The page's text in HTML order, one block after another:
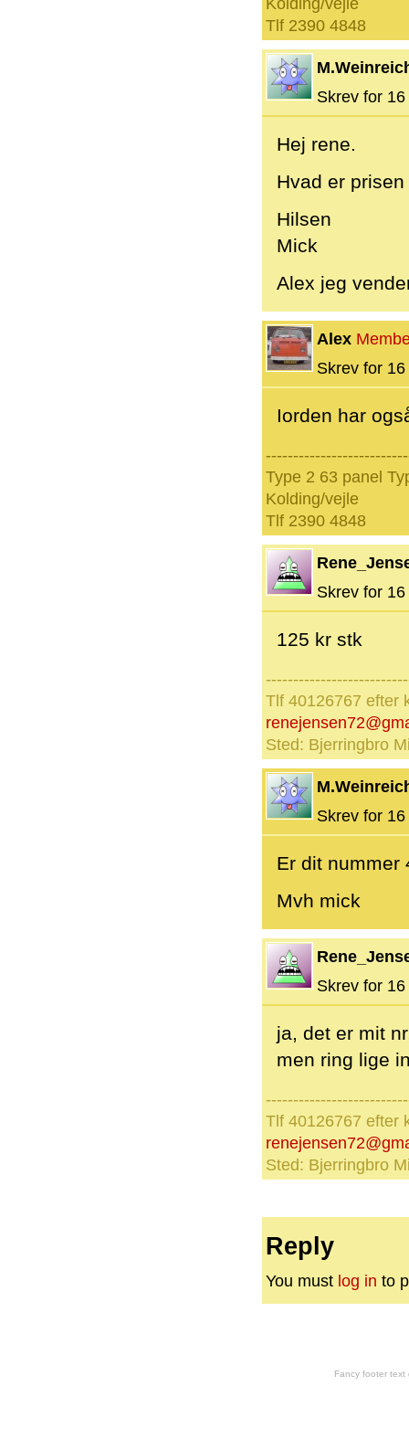
Kolding/vejle
Tlf 2390 4848
Skrev for
Hej rene.
Hvad er
Hilsen
Mick
Alex jeg
Alex
Skrev for
Iorden har
Type 2 63 panel
Kolding/vejle
Tlf 2390 4848
Skrev for
125 kr stk
Tlf 40126767 efter
Sted: Bjerringbro
Skrev for
Er dit nummer
Mvh mick
Skrev for
ja, det er mit
men ring lige
Tlf 40126767 efter
Sted: Bjerringbro
Reply
You must log in to
Fancy footer